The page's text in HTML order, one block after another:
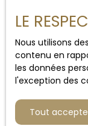
LE
Nous utilisons
contenu en
les données
l'exception des
Tout